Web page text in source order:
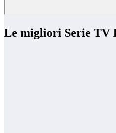
Le migliori Serie TV